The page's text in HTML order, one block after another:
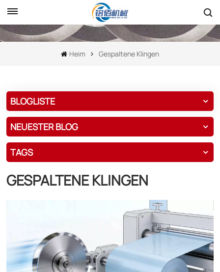
Heim Gespaltene Klingen
BLOGLISTE
NEUESTER BLOG
TAGS
GESPALTENE KLINGEN